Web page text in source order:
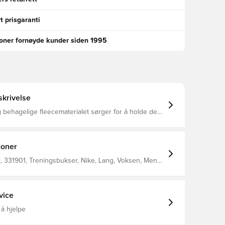
prisgaranti
fornøyde kunder siden 1995
behagelige fleecematerialet sørger for å holde deg
331901, Treningsbukser, Nike, Lang, Voksen, Menn,
hjelpe